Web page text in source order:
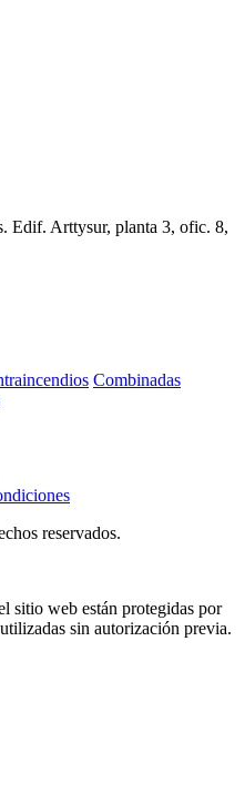
Edif. Arttysur, planta 3, ofic. 8,
Combinadas
reservados.
sitio web están protegidas por
sin autorización previa.